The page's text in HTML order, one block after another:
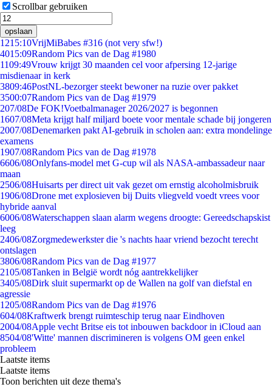
Scrollbar gebruiken
opslaan
1215:10VrijMiBabes #316 (not very sfw!)
4015:09Random Pics van de Dag #1980
1109:49Vrouw krijgt 30 maanden cel voor afpersing 12-jarige
misdienaar in kerk
3809:46PostNL-bezorger steekt bewoner na ruzie over pakket
3500:07Random Pics van de Dag #1979
207/08De FOK!Voetbalmanager 2026/2027 is begonnen
1607/08Meta krijgt half miljard boete voor mentale schade bij jongeren
2007/08Denemarken pakt AI-gebruik in scholen aan: extra mondelinge
examens
1907/08Random Pics van de Dag #1978
6606/08Onlyfans-model met G-cup wil als NASA-ambassadeur naar
maan
2506/08Huisarts per direct uit vak gezet om ernstig alcoholmisbruik
1906/08Drone met explosieven bij Duits vliegveld voedt vrees voor
hybride aanval
6006/08Waterschappen slaan alarm wegens droogte: Gereedschapskist
leeg
2406/08Zorgmedewerkster die 's nachts haar vriend bezocht terecht
ontslagen
3806/08Random Pics van de Dag #1977
2105/08Tanken in België wordt nóg aantrekkelijker
3405/08Dirk sluit supermarkt op de Wallen na golf van diefstal en
agressie
1205/08Random Pics van de Dag #1976
604/08Kraftwerk brengt ruimteschip terug naar Eindhoven
2004/08Apple vecht Britse eis tot inbouwen backdoor in iCloud aan
8504/08'Witte' mannen discrimineren is volgens OM geen enkel
probleem
Laatste items
Laatste items
Toon berichten uit deze thema's